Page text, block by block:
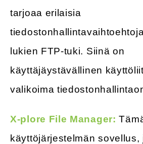
tarjoaa erilaisia
lukien FTP-tuki. Siinä on
käyttäjäystävällinen
valikoima
X-plore File Manager:
käyttöjärjestelmän sovellus,